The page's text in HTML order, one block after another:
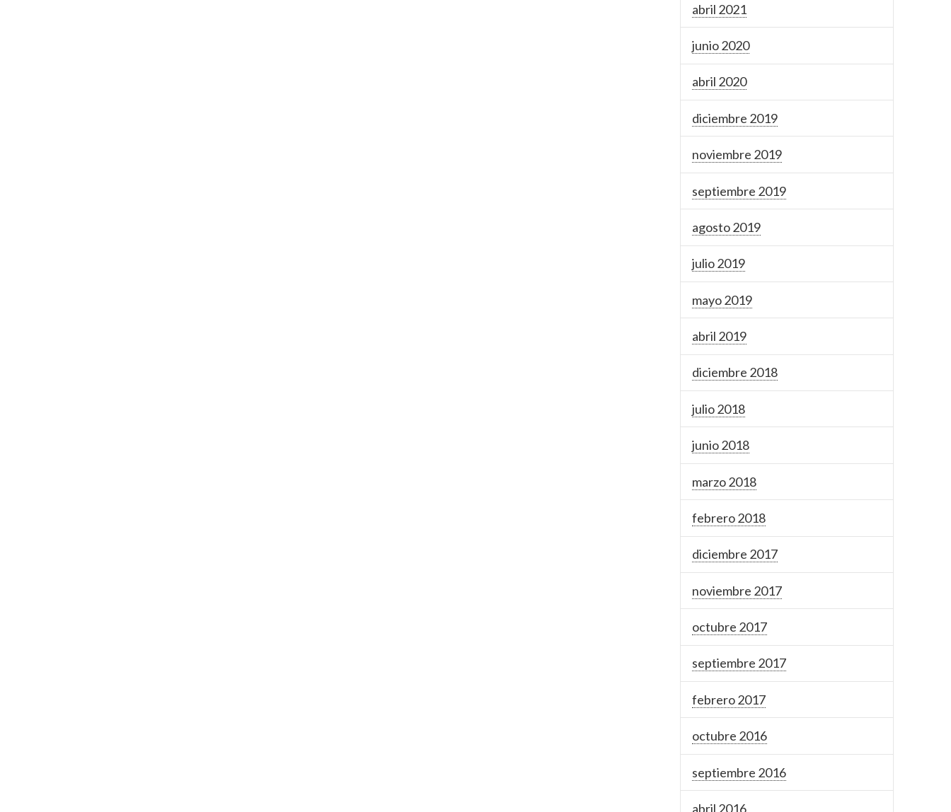
abril 2021
junio 2020
abril 2020
diciembre 2019
noviembre 2019
septiembre 2019
agosto 2019
julio 2019
mayo 2019
abril 2019
diciembre 2018
julio 2018
junio 2018
marzo 2018
febrero 2018
diciembre 2017
noviembre 2017
octubre 2017
septiembre 2017
febrero 2017
octubre 2016
septiembre 2016
abril 2016